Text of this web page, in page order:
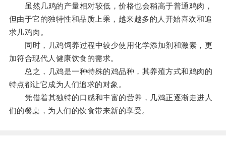
虽然几鸡的产量相对较低，价格也会稍高于普通鸡肉，
但由于它的独特性和品质上乘，越来越多的人开始喜欢和追
求几鸡肉。
同时，几鸡饲养过程中较少使用化学添加剂和激素，更
加符合现代人健康饮食的需求。
总之，几鸡是一种特殊的鸡品种，其养殖方式和鸡肉的
特点都让它成为人们追求的对象。
凭借着其独特的口感和丰富的营养，几鸡正逐渐走进人
们的餐桌，为人们的饮食带来新的享受。